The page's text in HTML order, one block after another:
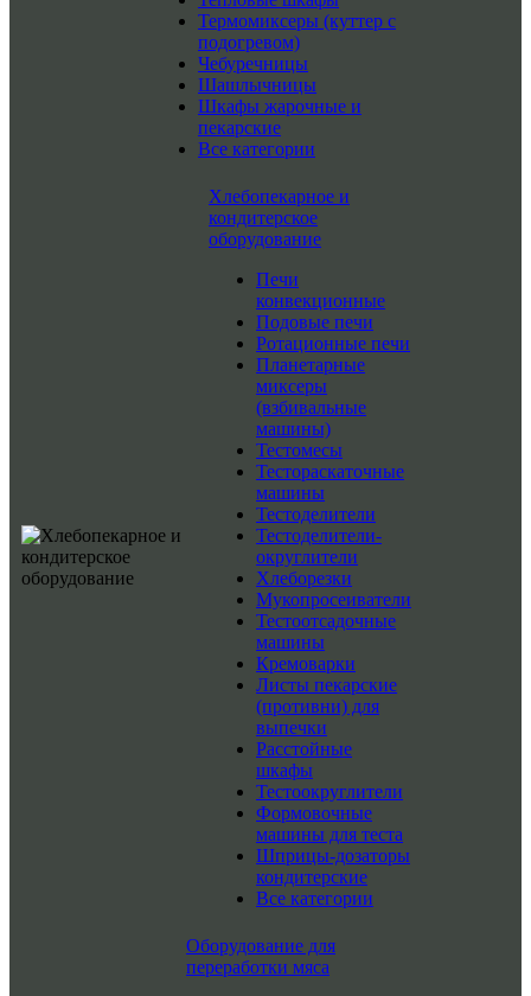
Термомиксеры (куттер с
подогревом)
Чебуречницы
Шашлычницы
Шкафы жарочные и
пекарские
Все категории
Хлебопекарное и
кондитерское
оборудование
Печи
конвекционные
Подовые печи
Ротационные печи
Планетарные
миксеры
(взбивальные
машины)
Тестомесы
Тестораскаточные
машины
Тестоделители
Тестоделители-
округлители
Хлеборезки
Мукопросеиватели
Тестоотсадочные
машины
Кремоварки
Листы пекарские
(противни) для
выпечки
Расстойные
шкафы
Тестоокруглители
Формовочные
машины для теста
Шприцы-дозаторы
кондитерские
Все категории
Оборудование для
переработки мяса